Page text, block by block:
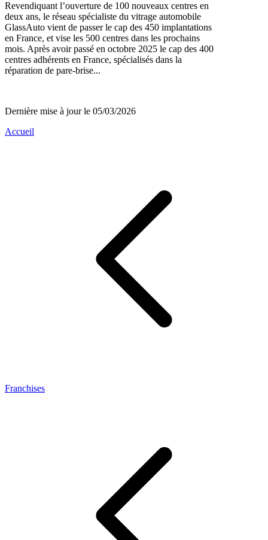
Revendiquant l’ouverture de 100 nouveaux centres en
deux ans, le réseau spécialiste du vitrage automobile
GlassAuto vient de passer le cap des 450 implantations
en France, et vise les 500 centres dans les prochains
mois. Après avoir passé en octobre 2025 le cap des 400
centres adhérents en France, spécialisés dans la
réparation de pare-brise...
Dernière mise à jour le 05/03/2026
Accueil
Franchises